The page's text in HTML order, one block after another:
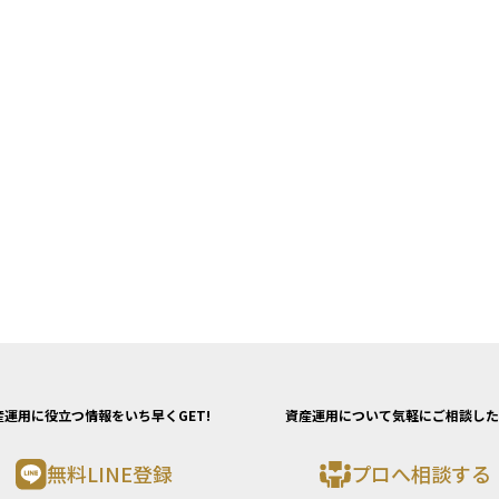
運用に役立つ情報をいち早くGET!
無料LINE登録
資産運用について気軽にご相談し
プロへ相談する